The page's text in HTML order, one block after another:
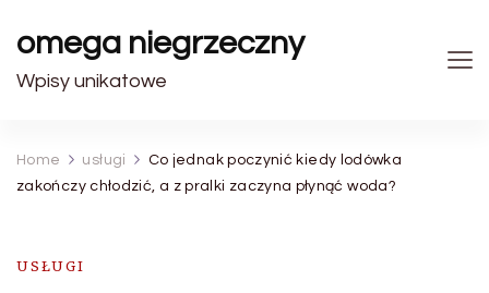
omega niegrzeczny
Wpisy unikatowe
Home usługi
Co jednak poczynić kiedy lodówka
zakończy chłodzić, a z pralki zaczyna płynąć woda?
USŁUGI